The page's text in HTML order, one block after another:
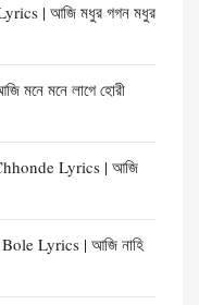
| আজি মধুর গগন মধুর
মনে লাগে হোরী
Lyrics | আজি
Lyrics | আজি নাহি